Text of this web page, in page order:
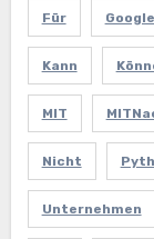
Für Google
Kann
MIT
Nicht
Unternehmen